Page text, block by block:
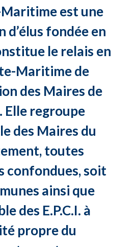
est une
d’élus fondée en
le relais en
Maritime de
des Maires de
Elle regroupe
des Maires du
toutes
confondues, soit
ainsi que
des E.P.C.I. à
propre du